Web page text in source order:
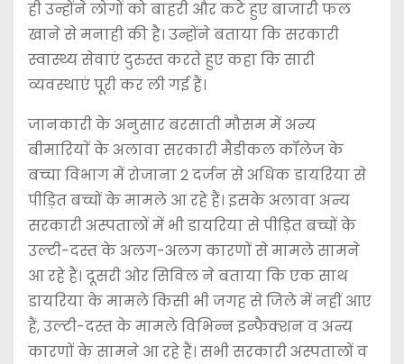
ही उन्होंने लोगों को बाहरी और कटे हुए बाजारी फल
खाने से मनाही की है। उन्होंने बताया कि सरकारी
स्वास्थ्य सेवाएं दुरुस्त करते हुए कहा कि सारी
व्यवस्थाएं पूरी कर ली गई हैं।
जानकारी के अनुसार बरसाती मौसम में अन्य
बीमारियाें के अलावा सरकारी मैडीकल कॉलेज के
बच्चा विभाग में रोजाना 2 दर्जन से अधिक डायरिया से
पीड़ित बच्चों के मामले आ रहे हैं। इसके अलावा अन्य
सरकारी अस्पतालों में भी डायरिया से पीड़ित बच्चों के
उल्टी-दस्त के अलग-अलग कारणों से मामले सामने
आ रहे हैं। दूसरी ओर सिविल ने बताया कि एक साथ
डायरिया के मामले किसी भी जगह से जिले में नहीं आए
हैं, उल्टी-दस्त के मामले विभिन्न इन्फैक्शन व अन्य
कारणों के सामने आ रहे हैं। सभी सरकारी अस्पतालों व